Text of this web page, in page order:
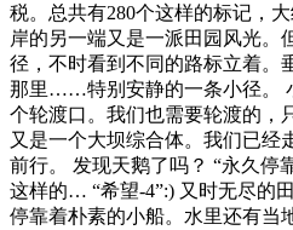
税。总共有280个这样的标记，
岸的另一端又是一派田园风光。
径，不时看到不同的路标立着。
那里……特别安静的一条小径。
个轮渡口。我们也需要轮渡的，
又是一个大坝综合体。我们已经
前行。 发现天鹅了吗？ “永久停
这样的… “希望-4”:) 又时无尽
停靠着朴素的小船。水里还有当